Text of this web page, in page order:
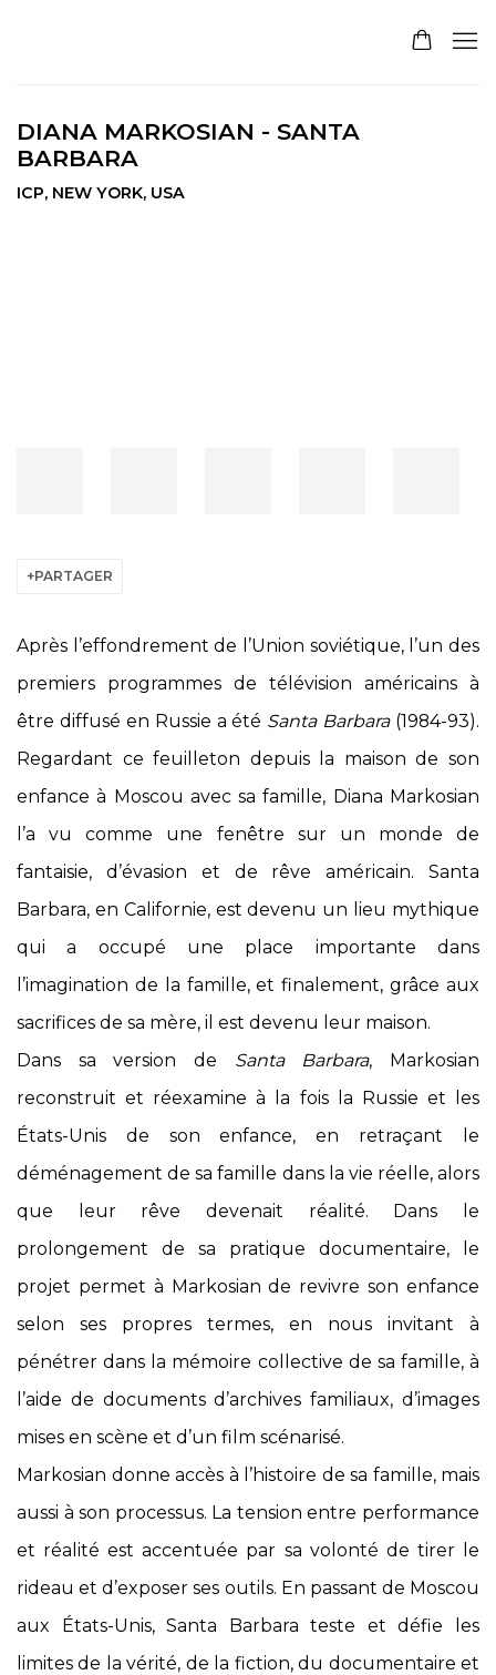
DIANA MARKOSIAN - SANTA
BARBARA
ICP, NEW YORK, USA
PARTAGER
Après l’effondrement de l’Union soviétique, l’un des
premiers programmes de télévision américains à
être diffusé en Russie a été Santa Barbara(1984-93).
Regardant ce feuilleton depuis la maison de son
enfance à Moscou avec sa famille, Diana Markosian
l’a vu comme une fenêtre sur un monde de
fantaisie, d’évasion et de rêve américain. Santa
Barbara, en Californie, est devenu un lieu mythique
qui a occupé une place importante dans
l’imagination de la famille, et finalement, grâce aux
sacrifices de sa mère, il est devenu leur maison.
Dans sa version de Santa Barbara, Markosian
reconstruit et réexamine à la fois la Russie et les
États-Unis de son enfance, en retraçant le
déménagement de sa famille dans la vie réelle, alors
que leur rêve devenait réalité. Dans le
prolongement de sa pratique documentaire, le
projet permet à Markosian de revivre son enfance
selon ses propres termes, en nous invitant à
pénétrer dans la mémoire collective de sa famille, à
l’aide de documents d’archives familiaux, d’images
mises en scène et d’un film scénarisé.
Markosian donne accès à l’histoire de sa famille, mais
aussi à son processus. La tension entre performance
et réalité est accentuée par sa volonté de tirer le
rideau et d’exposer ses outils. En passant de Moscou
aux États-Unis, Santa Barbara teste et défie les
limites de la vérité, de la fiction, du documentaire et